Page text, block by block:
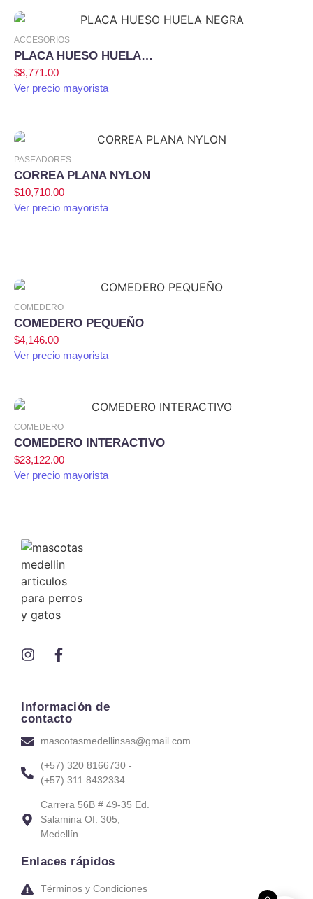
ACCESORIOS
PLACA HUESO HUELA…
$8,771.00
Ver precio mayorista
PASEADORES
CORREA PLANA NYLON
$10,710.00
Ver precio mayorista
COMEDERO
COMEDERO PEQUEÑO
$4,146.00
Ver precio mayorista
COMEDERO
COMEDERO INTERACTIVO
$23,122.00
Ver precio mayorista
Información de
contacto
mascotasmedellinsas@gmail.com
(+57) 320 8166730 -
(+57) 311 8432334
Carrera 56B # 49-35 Ed.
Salamina Of. 305,
Medellín.
Enlaces rápidos
Términos y Condiciones